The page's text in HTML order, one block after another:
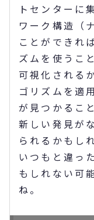
トセンターに
ワーク構造（
ことができれ
ズムを使うこ
可視化される
ゴリズムを適
が見つかるこ
新しい発見が
られるかもし
いつもと違っ
もしれない可
ね。